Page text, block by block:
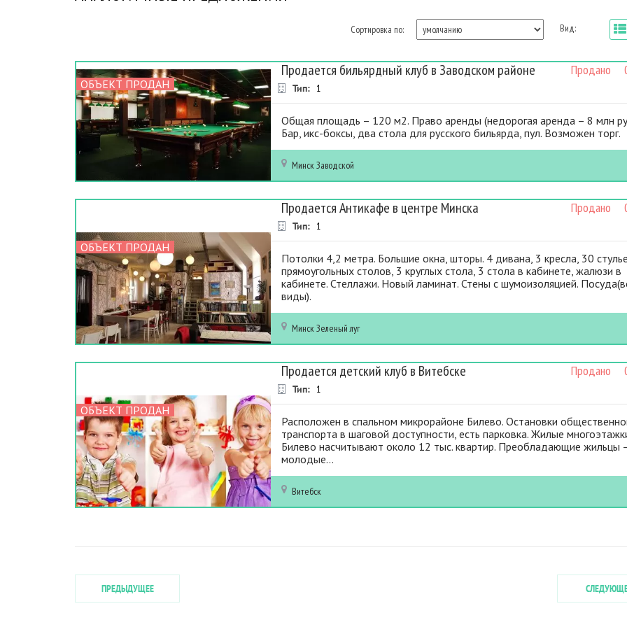
Сортировка по: Вид:
ОБЪЕКТ ПРОДАН
Продается бильярдный клуб в Заводском районе Продано
Тип: 1
Общая площадь – 120 м2. Право аренды (недорогая аренда – 8 млн
Бар, икс-боксы, два стола для русского бильярда, пул. Возможен торг.
Минск Заводской
ОБЪЕКТ ПРОДАН
Продается Антикафе в центре Минска Продано
Тип: 1
Потолки 4,2 метра. Большие окна, шторы. 4 дивана, 3 кресла, 30
прямоугольных столов, 3 круглых стола, 3 стола в кабинете, жалюзи в
кабинете. Стеллажи. Новый ламинат. Стены с шумоизоляцией.
виды).
Минск Зеленый луг
ОБЪЕКТ ПРОДАН
Продается детский клуб в Витебске Продано
Тип: 1
Расположен в спальном микрорайоне Билево. Остановки
транспорта в шаговой доступности, есть парковка. Жилые
Билево насчитывают около 12 тыс. квартир. Преобладающие жильцы
молодые...
Витебск
ПРЕДЫДУЩЕЕ